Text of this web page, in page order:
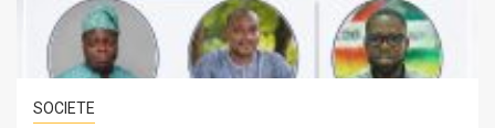
SOCIETE